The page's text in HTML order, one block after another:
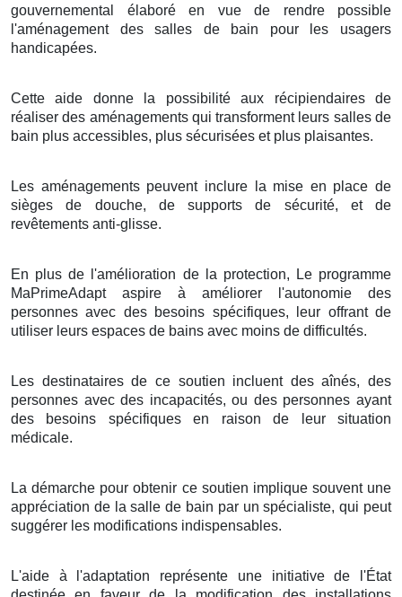
gouvernemental élaboré en vue de rendre possible
l'aménagement des salles de bain pour les usagers
handicapées.
Cette aide donne la possibilité aux récipiendaires de
réaliser des aménagements qui transforment leurs salles de
bain plus accessibles, plus sécurisées et plus plaisantes.
Les aménagements peuvent inclure la mise en place de
sièges de douche, de supports de sécurité, et de
revêtements anti-glisse.
En plus de l'amélioration de la protection, Le programme
MaPrimeAdapt aspire à améliorer l'autonomie des
personnes avec des besoins spécifiques, leur offrant de
utiliser leurs espaces de bains avec moins de difficultés.
Les destinataires de ce soutien incluent des aînés, des
personnes avec des incapacités, ou des personnes ayant
des besoins spécifiques en raison de leur situation
médicale.
La démarche pour obtenir ce soutien implique souvent une
appréciation de la salle de bain par un spécialiste, qui peut
suggérer les modifications indispensables.
L'aide à l'adaptation représente une initiative de l'État